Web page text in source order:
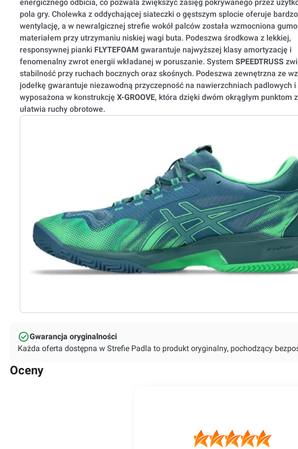
energicznego odbicia, co pozwala zwiększyć zasięg pokrywanego przez
pola gry. Cholewka z oddychającej siateczki o gęstszym splocie oferuje
wentylację, a w newralgicznej strefie wokół palców została wzmocniona
materiałem przy utrzymaniu niskiej wagi buta. Podeszwa środkowa z lekkiej,
responsywnej pianki FLYTEFOAM gwarantuje najwyższej klasy amortyzację i
fenomenalny zwrot energii wkładanej w poruszanie. System SPEEDTRUSS
stabilność przy ruchach bocznych oraz skośnych. Podeszwa zewnętrzna ze
jodełkę gwarantuje niezawodną przyczepność na nawierzchniach padlowych i
wyposażona w konstrukcję X-GROOVE, która dzięki dwóm okrągłym punktom
ułatwia ruchy obrotowe.
Gwarancja oryginalności
Każda oferta dostępna w Strefie Padla to produkt oryginalny, pochodzący
Oceny